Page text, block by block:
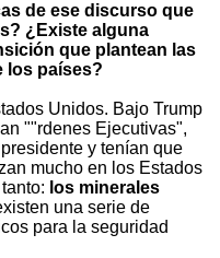
de ese discurso que
¿Existe alguna
que plantean las
los países?
Unidos. Bajo Trump
""rdenes Ejecutivas",
y tenían que
mucho en los Estados
los minerales
una serie de
para la seguridad